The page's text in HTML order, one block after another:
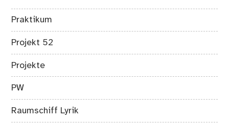
Praktikum
Projekt 52
Projekte
PW
Raumschiff Lyrik